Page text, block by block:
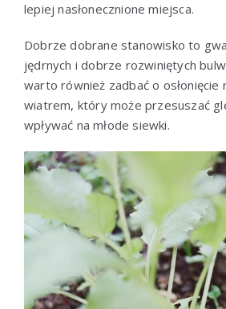
lepiej nasłonecznione miejsca.
Dobrze dobrane stanowisko to
jędrnych i dobrze rozwiniętych
warto również zadbać o osłonięcie
wiatrem, który może przesuszać
wpływać na młode siewki.